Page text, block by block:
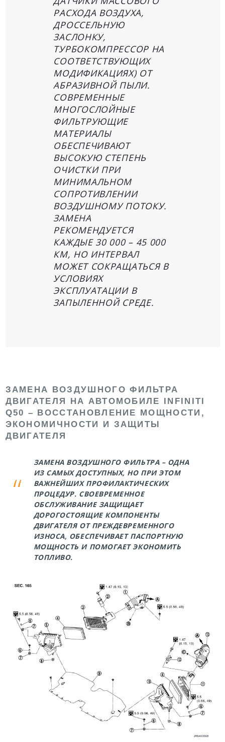
РАСХОДА ВОЗДУХА,
ДРОССЕЛЬНУЮ
ЗАСЛОНКУ,
ТУРБОКОМПРЕССОР НА
СООТВЕТСТВУЮЩИХ
МОДИФИКАЦИЯХ) ОТ
АБРАЗИВНОЙ ПЫЛИ.
СОВРЕМЕННЫЕ
МНОГОСЛОЙНЫЕ
ФИЛЬТРУЮЩИЕ
МАТЕРИАЛЫ
ОБЕСПЕЧИВАЮТ
ВЫСОКУЮ СТЕПЕНЬ
ОЧИСТКИ ПРИ
МИНИМАЛЬНОМ
СОПРОТИВЛЕНИИ
ВОЗДУШНОМУ ПОТОКУ.
ЗАМЕНА
РЕКОМЕНДУЕТСЯ
КАЖДЫЕ 30 000 – 45 000
КМ, НО ИНТЕРВАЛ
МОЖЕТ СОКРАЩАТЬСЯ В
УСЛОВИЯХ
ЭКСПЛУАТАЦИИ В
ЗАПЫЛЕННОЙ СРЕДЕ.
ЗАМЕНА ВОЗДУШНОГО ФИЛЬТРА
ДВИГАТЕЛЯ НА АВТОМОБИЛЕ INFINITI
Q50 – ВОССТАНОВЛЕНИЕ МОЩНОСТИ,
ЭКОНОМИЧНОСТИ И ЗАЩИТЫ
ДВИГАТЕЛЯ
ЗАМЕНА ВОЗДУШНОГО ФИЛЬТРА – ОДНА
ИЗ САМЫХ ДОСТУПНЫХ, НО ПРИ ЭТОМ
ВАЖНЕЙШИХ ПРОФИЛАКТИЧЕСКИХ
ПРОЦЕДУР. СВОЕВРЕМЕННОЕ
ОБСЛУЖИВАНИЕ ЗАЩИЩАЕТ
ДОРОГОСТОЯЩИЕ КОМПОНЕНТЫ
ДВИГАТЕЛЯ ОТ ПРЕЖДЕВРЕМЕННОГО
ИЗНОСА, ОБЕСПЕЧИВАЕТ ПАСПОРТНУЮ
МОЩНОСТЬ И ПОМОГАЕТ ЭКОНОМИТЬ
ТОПЛИВО.